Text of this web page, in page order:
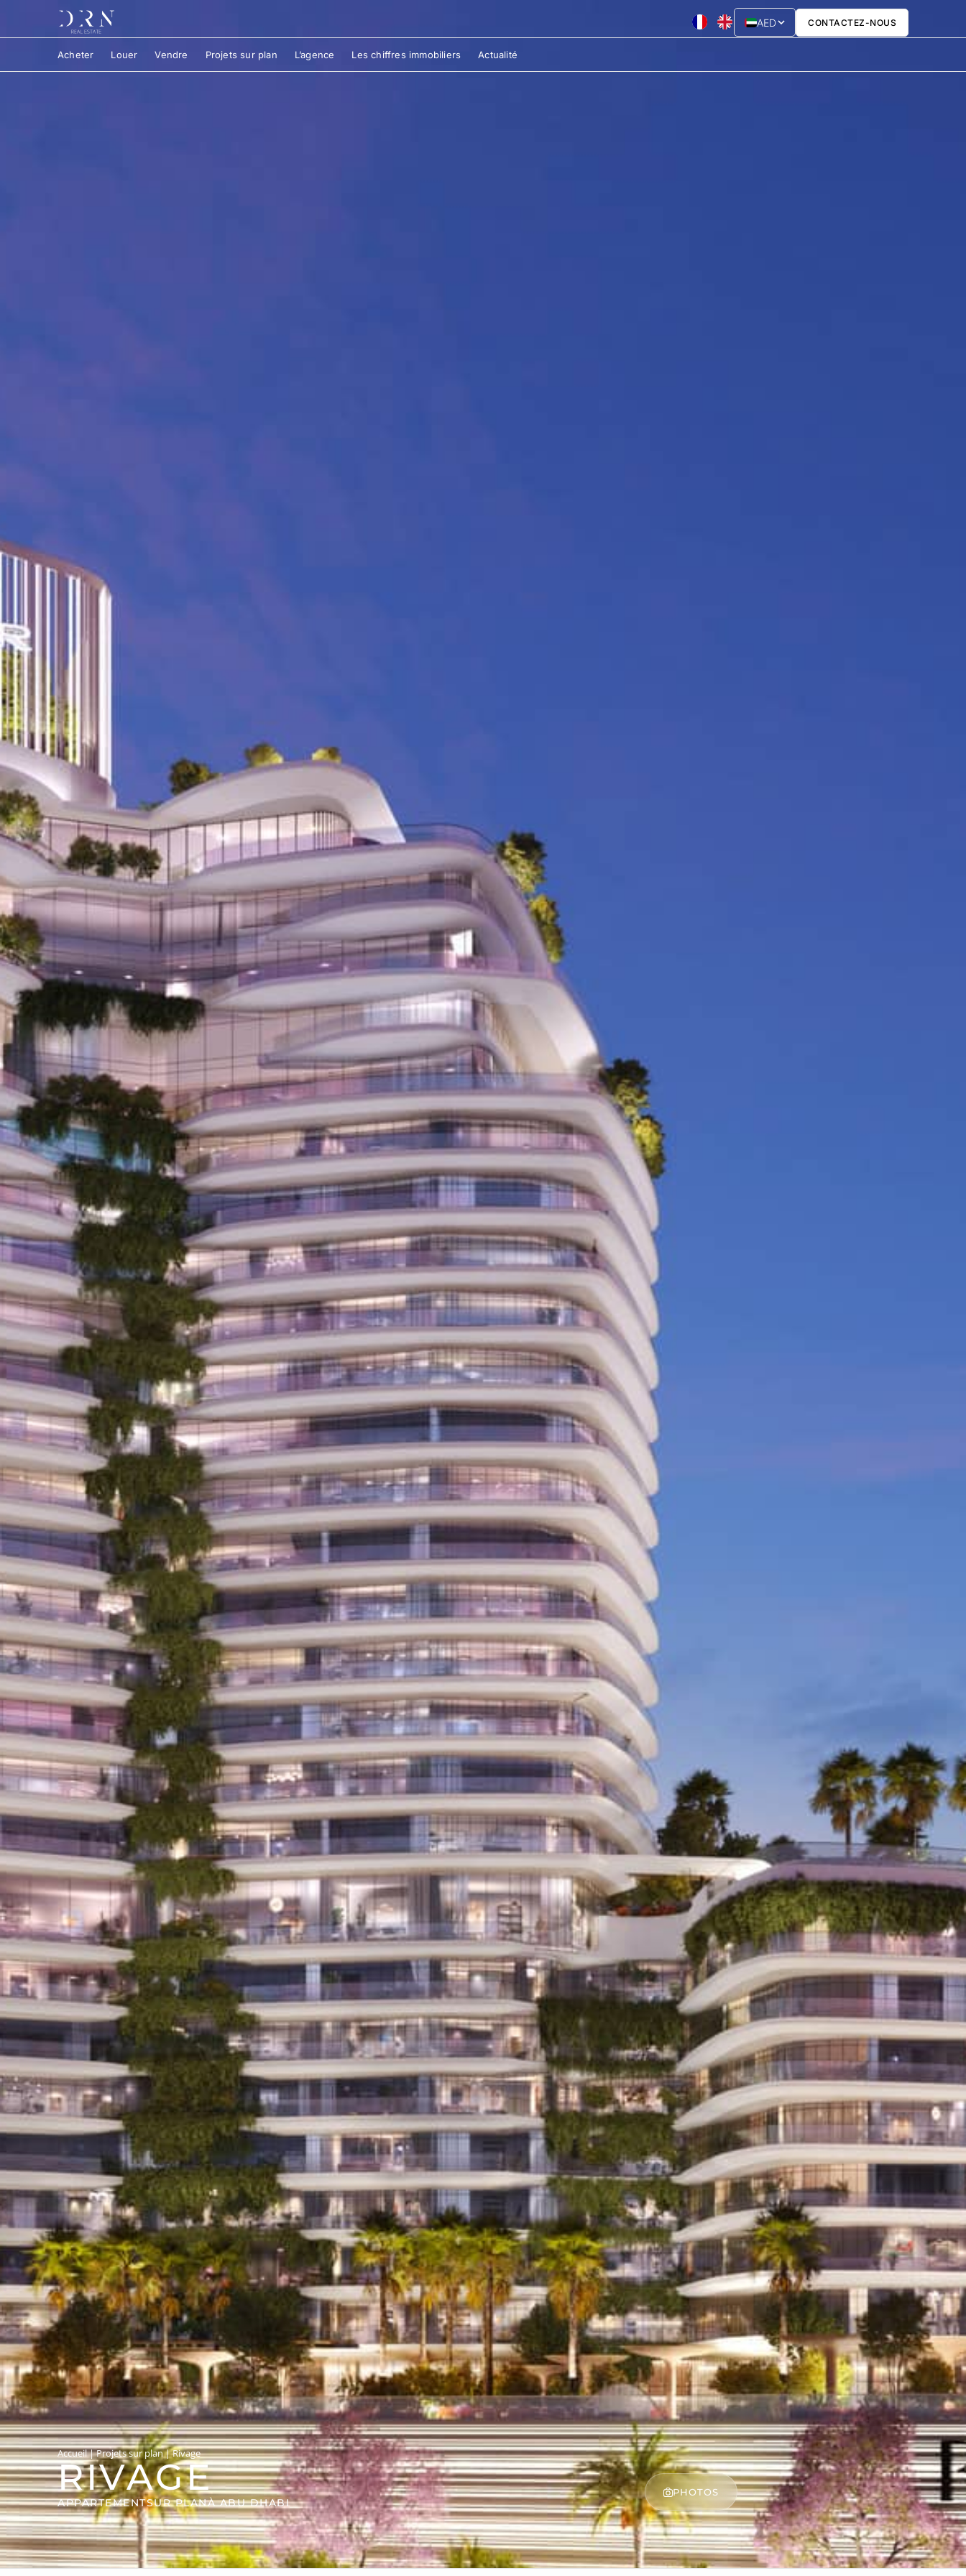
AED CONTACTEZ-NOUS
Acheter Louer Vendre Projets sur plan L’agence Les chiffres immobiliers Actualité
Accueil|Projets sur plan|Rivage
RIVAGE
APPARTEMENTSUR PLANÀ ABU DHABI
PHOTOS